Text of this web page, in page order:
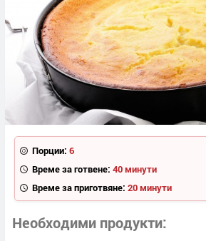
Порции: 6
Време за готвене: 40 минути
Време за приготвяне: 20 минути
Необходими продукти